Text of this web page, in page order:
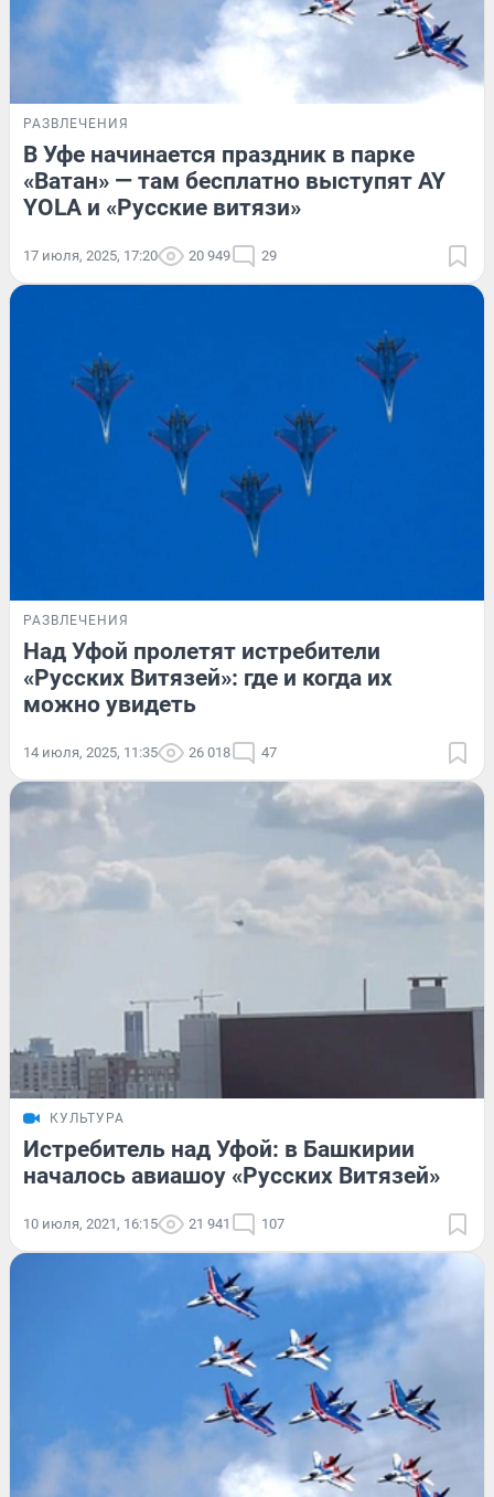
РАЗВЛЕЧЕНИЯ
В Уфе начинается праздник в парке
«Ватан» — там бесплатно выступят AY
YOLA и «Русские витязи»
17 июля, 2025, 17:20 20 949 29
РАЗВЛЕЧЕНИЯ
Над Уфой пролетят истребители
«Русских Витязей»: где и когда их
можно увидеть
14 июля, 2025, 11:35 26 018 47
КУЛЬТУРА
Истребитель над Уфой: в Башкирии
началось авиашоу «Русских Витязей»
10 июля, 2021, 16:15 21 941 107